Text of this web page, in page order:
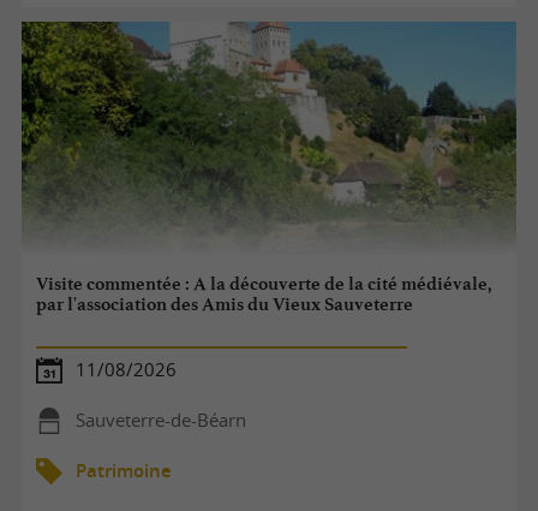
Visite commentée : A la découverte de la cité médiévale,
par l'association des Amis du Vieux Sauveterre
11/08/2026
Sauveterre-de-Béarn
Patrimoine